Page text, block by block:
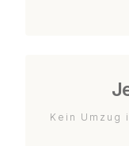
Kein Umzug